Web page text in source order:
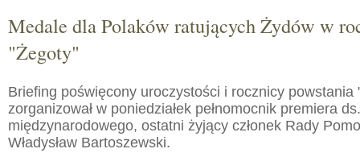
Medale dla Polaków ratujących Żydów w
"Żegoty"
Briefing poświęcony uroczystości i rocznicy powstania
zorganizował w poniedziałek pełnomocnik premiera
międzynarodowego, ostatni żyjący członek Rady
Władysław Bartoszewski.